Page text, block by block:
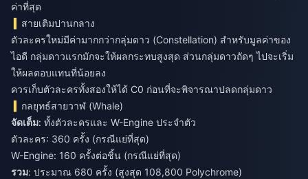
ค่าที่สุด
สายเติมปานกลาง
ตัวละครใหม่มีค่ามากกว่ากลุ่มดาว (Constellation) สำหรับมูลค่าของ
ไอดี กลุ่มดาวแรกมักจะให้ผลกระทบสูงสุด ส่วนกลุ่มดาวถัดๆ ไปจะเริ่ม
ให้ผลตอบแทนที่น้อยลง
ควรเก็บตัวละครทั้งสองให้ได้ C0 ก่อนที่จะพิจารณาปลดกลุ่มดาว
กลยุทธ์สายวาฬ (Whale)
จัดเต็ม: ทั้งตัวละครและ W-Engine ประจำตัว
ตัวละคร: 360 ครั้ง (กรณีแย่ที่สุด)
W-Engine: 160 ครั้งต่อชิ้น (กรณีแย่ที่สุด)
รวม: ประมาณ 680 ครั้ง (สูงสุด 108,800 Polychrome)